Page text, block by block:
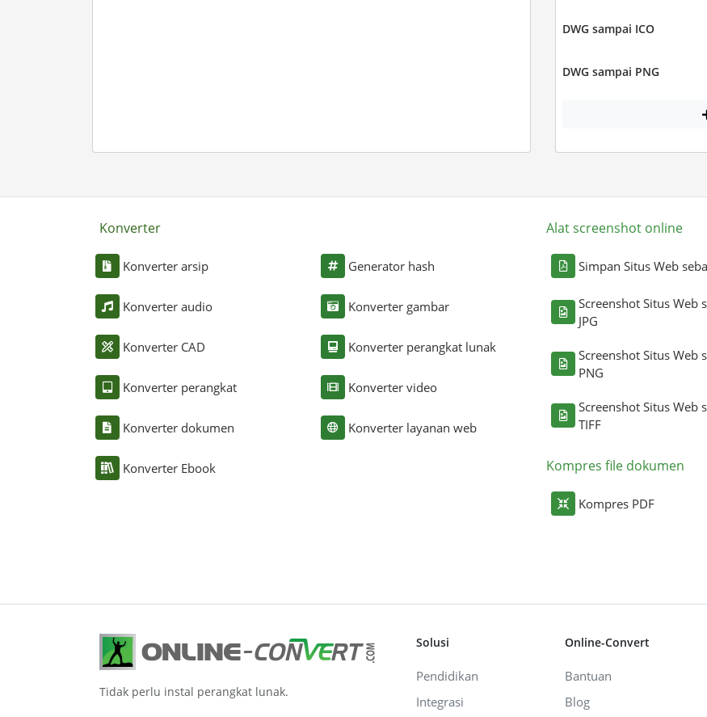
DWG sampai ICO
DWG sampai PNG
Konverter
Konverter arsip
Konverter audio
Konverter CAD
Konverter perangkat
Konverter dokumen
Konverter Ebook
Generator hash
Konverter gambar
Konverter perangkat lunak
Konverter video
Konverter layanan web
Alat screenshot online
Simpan Situs Web
Screenshot Situs Web
JPG
Screenshot Situs Web
PNG
Screenshot Situs Web
TIFF
Kompres file dokumen
Kompres PDF
Tidak perlu instal perangkat lunak.
Solusi
Pendidikan
Integrasi
Online-Convert
Bantuan
Blog